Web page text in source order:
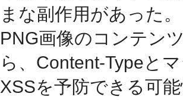
まな副作用があった
PNG画像のコンテン
ら、Content-Typeと
XSSを予防できる可